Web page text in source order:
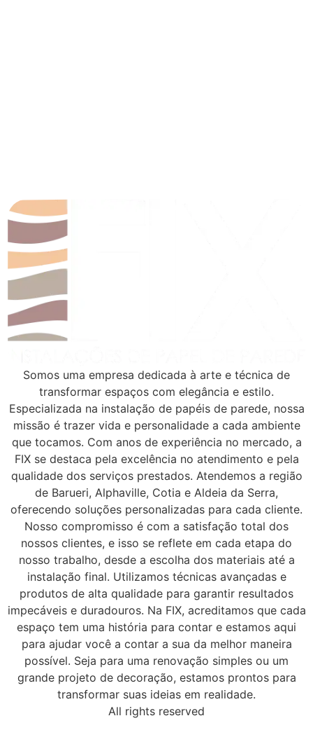
Somos uma empresa dedicada à arte e técnica de
transformar espaços com elegância e estilo.
Especializada na instalação de papéis de parede, nossa
missão é trazer vida e personalidade a cada ambiente
que tocamos. Com anos de experiência no mercado, a
FIX se destaca pela excelência no atendimento e pela
qualidade dos serviços prestados. Atendemos a região
de Barueri, Alphaville, Cotia e Aldeia da Serra,
oferecendo soluções personalizadas para cada cliente.
Nosso compromisso é com a satisfação total dos
nossos clientes, e isso se reflete em cada etapa do
nosso trabalho, desde a escolha dos materiais até a
instalação final. Utilizamos técnicas avançadas e
produtos de alta qualidade para garantir resultados
impecáveis e duradouros. Na FIX, acreditamos que cada
espaço tem uma história para contar e estamos aqui
para ajudar você a contar a sua da melhor maneira
possível. Seja para uma renovação simples ou um
grande projeto de decoração, estamos prontos para
transformar suas ideias em realidade.
All rights reserved